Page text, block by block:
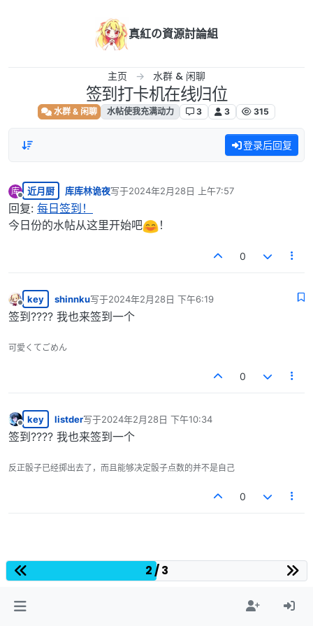
真紅の資源討論組
主页 水群 & 闲聊
签到打卡机在线归位
水群 & 闲聊 水帖使我充满动力 3 3 315
登录后回复
库
离线
近月厨 库库林诡夜写于2024年2月28日 上午7:57
最后由 编辑
回复: 每日签到！
今日份的水帖从这里开始吧
！
0
离线
key shinnku写于2024年2月28日 下午6:19
最后由 编辑
签到???? 我也来签到一个
可愛くてごめん
0
离线
key listder写于2024年2月28日 下午10:34
最后由 编辑
签到???? 我也来签到一个
反正骰子已经掷出去了，而且能够决定骰子点数的并不是自己
0
2 / 3